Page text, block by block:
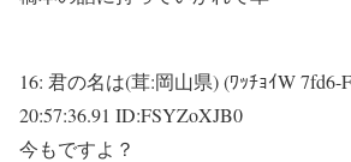
16: 君の名は(茸:岡山県) (ﾜｯﾁｮｲW 7fd6-
20:57:36.91 ID:FSYZoXJB0
今もですよ？